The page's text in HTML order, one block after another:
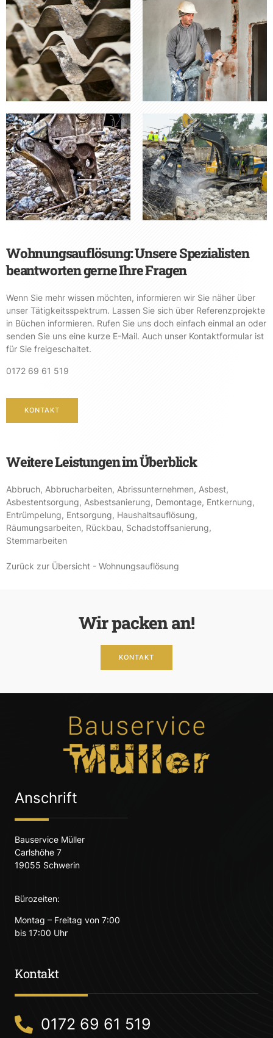
Wohnungsauflösung: Unsere Spezialisten
beantworten gerne Ihre Fragen
Wenn Sie mehr wissen möchten, informieren wir Sie näher über
unser Tätigkeitsspektrum. Lassen Sie sich über Referenzprojekte
in Büchen informieren. Rufen Sie uns doch einfach einmal an oder
senden Sie uns eine kurze E-Mail. Auch unser Kontaktformular ist
für Sie freigeschaltet.
0172 69 61 519
KONTAKT
Weitere Leistungen im Überblick
Abbruch, Abbrucharbeiten, Abrissunternehmen, Asbest,
Asbestentsorgung, Asbestsanierung, Demontage, Entkernung,
Entrümpelung, Entsorgung, Haushaltsauflösung,
Räumungsarbeiten, Rückbau, Schadstoffsanierung,
Stemmarbeiten
Zurück zur Übersicht - Wohnungsauflösung
Wir packen an!
KONTAKT
Anschrift
Bauservice Müller
Carlshöhe 7
19055 Schwerin
Bürozeiten:
Montag – Freitag von 7:00
bis 17:00 Uhr
Kontakt
0172 69 61 519